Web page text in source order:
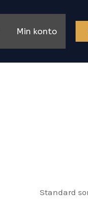
Min konto